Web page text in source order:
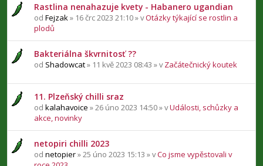
Rastlina nenahazuje kvety - Habanero ugandian
od Fejzak » 16 črc 2023 21:10 » vOtázky týkající se rostlin a
plodů
Bakteriálna škvrnitosť ??
od Shadowcat» 11 kvě 2023 08:43 » vZačátečnický koutek
11. Plzeňský chilli sraz
od kalahavoice » 26 úno 2023 14:50 » vUdálosti, schůzky a
akce, novinky
netopiri chilli 2023
od netopier» 25 úno 2023 15:13 » vCo jsme vypěstovali v